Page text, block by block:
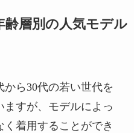
層別の人気モデル
ら30代の若い世代を
ますが、モデルによっ
着用することができ